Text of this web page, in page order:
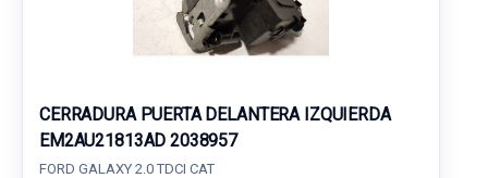
CERRADURA PUERTA DELANTERA IZQUIERDA
EM2AU21813AD 2038957
FORD GALAXY 2.0 TDCI CAT